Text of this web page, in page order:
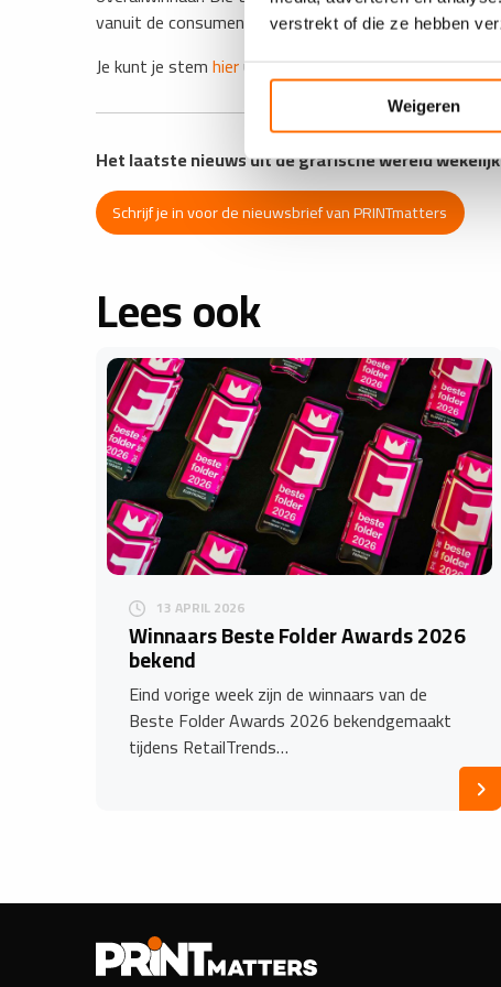
verstrekt of die ze hebben
Weigeren
vanuit de consument worden er vakprijzen vergeven.
Je kunt je stemhieruitbrengen.
Het laatste nieuws uit de grafische wereld
Schrijf je in voor de nieuwsbrief van PRINTmatters
Lees ook
13 APRIL 2026
Winnaars Beste Folder Awards 2026
bekend
Eind vorige week zijn de winnaars van de
Beste Folder Awards 2026 bekendgemaakt
tijdens RetailTrends…